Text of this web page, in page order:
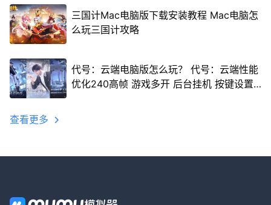
三国计Mac电脑版下载安装教程 Mac电脑怎
么玩三国计攻略
代号：云端电脑版怎么玩？ 代号：云端性能
优化240高帧 游戏多开 后台挂机 按键设置
查看更多